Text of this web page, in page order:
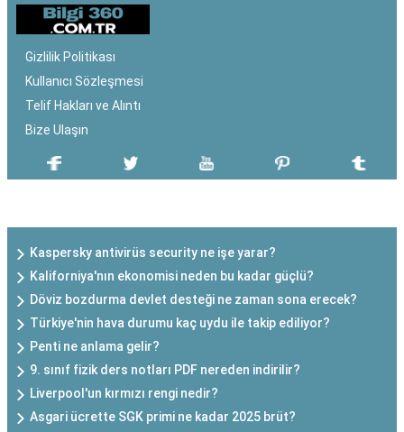
Gizlilik Politikası
Kullanıcı Sözleşmesi
Telif Hakları ve Alıntı
Bize Ulaşın
Kaspersky antivirüs security ne işe yarar?
Kaliforniya'nın ekonomisi neden bu kadar güçlü?
Döviz bozdurma devlet desteği ne zaman sona erecek?
Türkiye'nin hava durumu kaç uydu ile takip ediliyor?
Penti ne anlama gelir?
9. sınıf fizik ders notları PDF nereden indirilir?
Liverpool'un kırmızı rengi nedir?
Asgari ücrette SGK primi ne kadar 2025 brüt?